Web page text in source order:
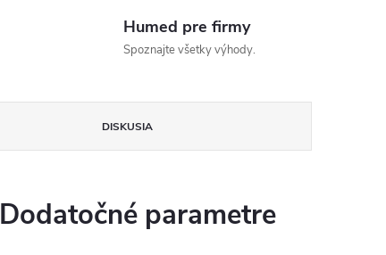
Humed pre firmy
Spoznajte všetky výhody.
DISKUSIA
Dodatočné parametre